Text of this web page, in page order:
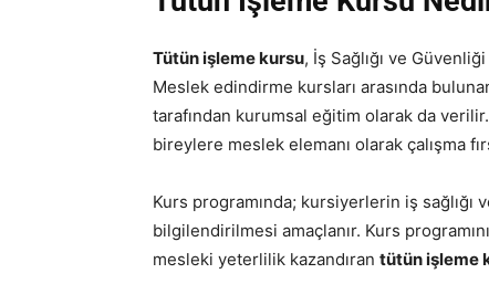
Tütün işleme kursu, İş Sağlığı ve
Meslek edindirme kursları arasında
tarafından kurumsal eğitim olarak da
bireylere meslek elemanı olarak çalışma
Kurs programında; kursiyerlerin iş
bilgilendirilmesi amaçlanır. Kurs
mesleki yeterlilik kazandıran tütün işleme